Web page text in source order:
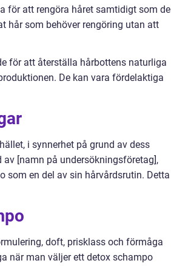
för att rengöra håret samtidigt som de
hår som behöver rengöring utan att
för att återställa hårbottens naturliga
De kan vara fördelaktiga
i synnerhet på grund av dess
[namn på undersökningsföretag],
som en del av sin hårvårdsrutin. Detta
doft, prisklass och förmåga
när man väljer ett detox schampo